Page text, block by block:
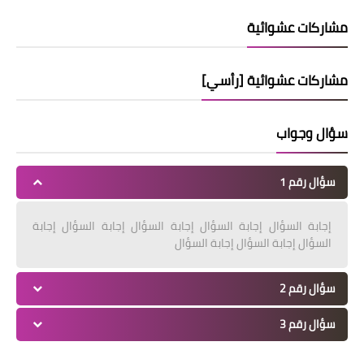
مشاركات عشوائية
مشاركات عشوائية [رأسي]
سؤال وجواب
سؤال رقم 1
إجابة السؤال إجابة السؤال إجابة السؤال إجابة السؤال إجابة
السؤال إجابة السؤال إجابة السؤال
سؤال رقم 2
سؤال رقم 3